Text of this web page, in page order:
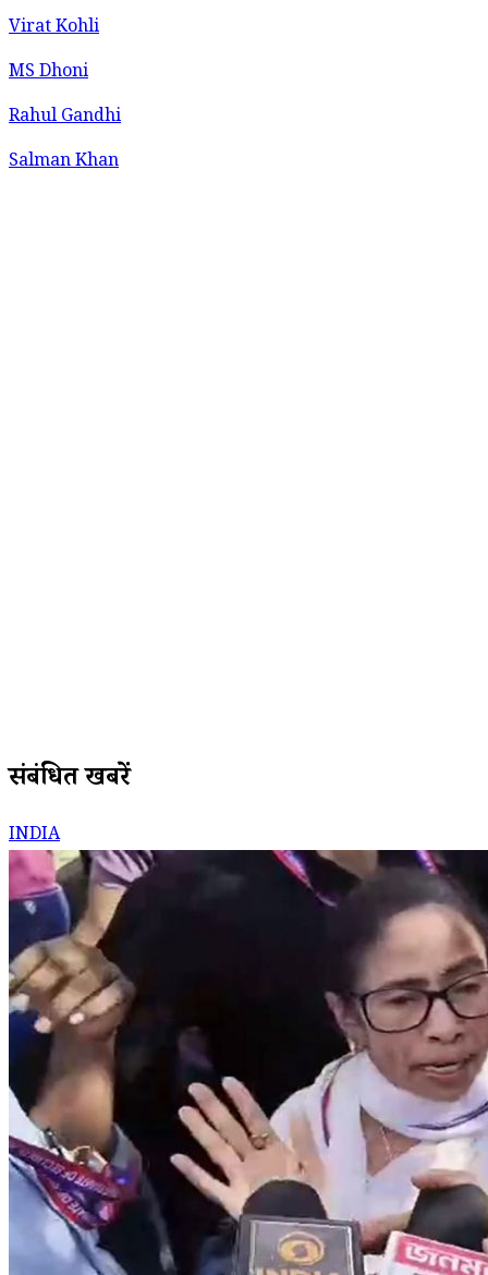
Virat Kohli
MS Dhoni
Rahul Gandhi
Salman Khan
संबंधित खबरें
INDIA